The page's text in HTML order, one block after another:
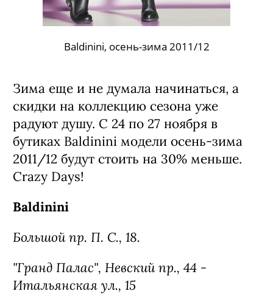
Baldinini, осень-зима 2011/12
Зима еще и не думала начинаться, а
скидки на коллекцию сезона уже
радуют душу. С 24 по 27 ноября в
бутиках Baldinini модели осень-зима
2011/12 будут стоить на 30% меньше.
Crazy Days!
Baldinini
Большой пр. П. С., 18.
"Гранд Палас", Невский пр., 44 -
Итальянская ул., 15